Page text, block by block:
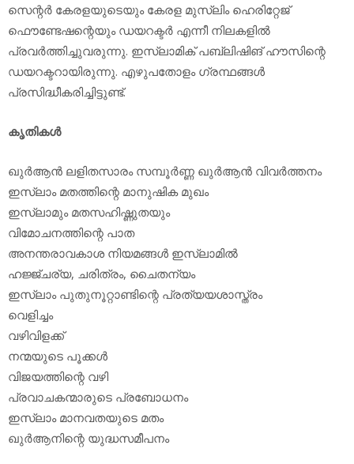
സെന്റര്‍ കേരളയുടെയും കേരള മുസ്‌ലിം ഹെരിറ്റേജ്
ഫൌണ്ടേഷന്റെയും ഡയറക്ടര്‍ എന്നീ നിലകളില്‍
പ്രവര്‍ത്തിച്ചുവരുന്നു. ഇസ്‌ലാമിക് പബ്ലിഷിങ് ഹൗസിന്റെ
ഡയറക്ടറായിരുന്നു. എഴുപതോളം ഗ്രന്ഥങ്ങള്‍
പ്രസിദ്ധീകരിച്ചിട്ടുണ്ട്.
കൃതികള്‍
ഖുര്‍ആന്‍ ലളിതസാരം സമ്പൂര്‍ണ്ണ ഖുര്‍ആന്‍ വിവര്‍ത്തനം
ഇസ്‌ലാം മതത്തിന്റെ മാനുഷിക മുഖം
ഇസ്‌ലാമും മതസഹിഷ്ണുതയും
വിമോചനത്തിന്റെ പാത
അനന്തരാവകാശ നിയമങ്ങള്‍ ഇസ്‌ലാമില്‍
ഹജ്ജ്ചര്യ, ചരിത്രം, ചൈതന്യം
ഇസ്‌ലാം പുതുനൂറ്റാണ്ടിന്റെ പ്രത്യയശാസ്ത്രം
വെളിച്ചം
വഴിവിളക്ക്
നന്മയുടെ പൂക്കള്‍
വിജയത്തിന്റെ വഴി
പ്രവാചകന്മാരുടെ പ്രബോധനം
ഇസ്‌ലാം മാനവതയുടെ മതം
ഖുര്‍ആനിന്റെ യുദ്ധസമീപനം